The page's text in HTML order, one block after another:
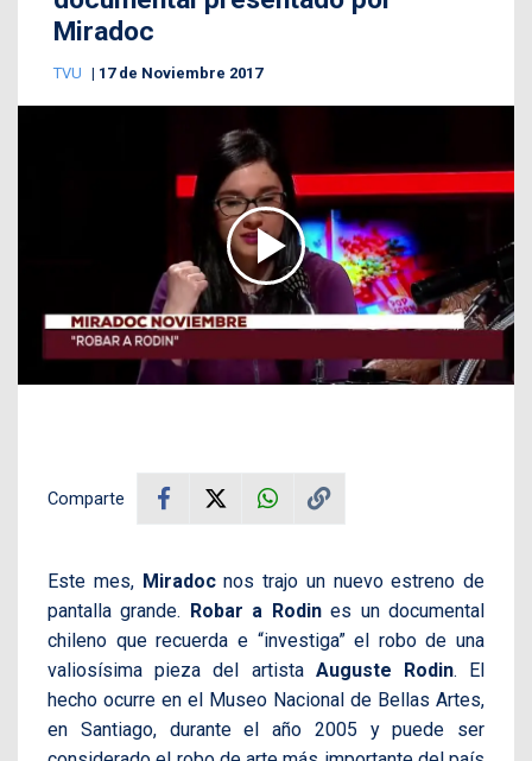
Miradoc
TVU 17 de Noviembre 2017
Comparte
Este mes, Miradocnos trajo un nuevo estreno de
pantalla grande. Robar a Rodines un documental
chileno que recuerda e “investiga” el robo de una
valiosísima pieza del artista Auguste Rodin. El
hecho ocurre en el Museo Nacional de Bellas Artes,
en Santiago, durante el año 2005 y puede ser